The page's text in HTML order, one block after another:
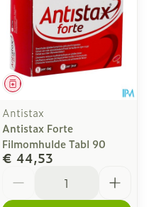
Geneesmiddel
Antistax
Antistax Forte
Filmomhulde Tabl 90
€ 44,53